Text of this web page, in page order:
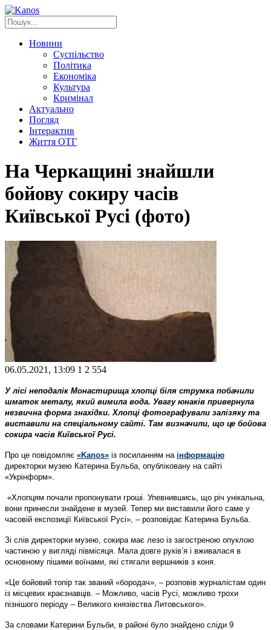
Новини
Суспільство
Політика
Економіка
Культура
Кримінал
Актуально
Погляд
Інтерактив
Життя ОТГ
На Черкащині знайшли
бойову сокиру часів
Київської Русі (фото)
06.05.2021, 13:09 1 2 554
У лісі неподалік Монастирища хлопці біля струмка побачили
шматок металу, який вимила вода. Увагу юнаків привернула
незвична форма знахідки. Хлопці фотографували залізяку та
виставили на спеціальному сайті. Там визначили, що це бойова
сокира часів Київської Русі.
Про це повідомляє «Kanos» із посиланням на інформацію
директорки музею Катерина Бульба, опубліковану на сайті
«Укрінформ».
«Хлопцям почали пропонувати гроші. Упевнившись, що річ унікальна,
вони принесли знайдене в музей. Тепер ми виставили його саме у
часовій експозиції Київської Русі», – розповідає Катерина Бульба.
Зі слів директорки музею, сокира має лезо із загостреною опуклою
частиною у вигляді півмісяця. Мала довге руків’я і вживалася в
основному пішими воїнами, які стягали вершників з коня.
«Це бойовий топір так званий «бородач», – розповів журналістам один
із місцевих краєзнавців. – Можливо, часів Русі, можливо трохи
пізнішого періоду – Великого князівства Литовського».
За словами Катерини Бульби, в районі було знайдено сліди 9